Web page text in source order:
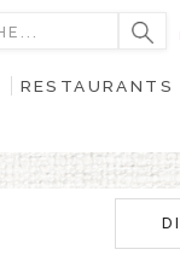
RESTAURANTS